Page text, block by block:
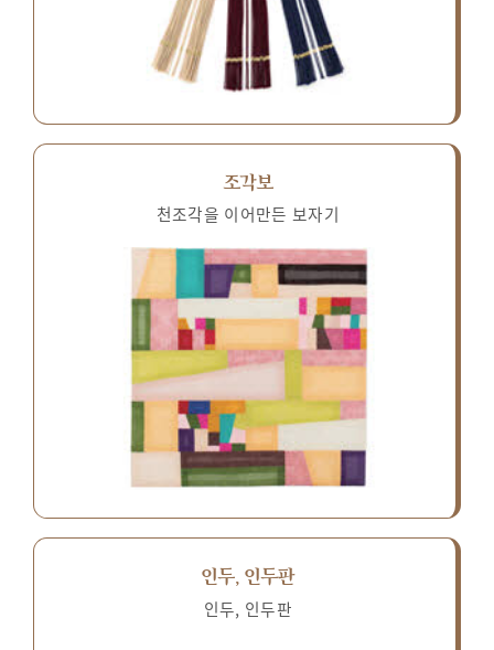
조각보
천조각을 이어만든 보자기
인두, 인두판
인두, 인두판